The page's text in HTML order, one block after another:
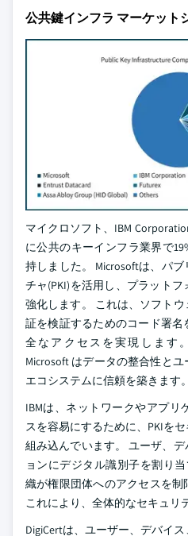
公共鍵インフラ マーケット
マイクロソフト、IBM
に公共のキーインフラ業界で
持しました。 Microsoftは、パ
チャ(PKI)を活用し、プラット
強化します。 これは、ソフト
証を検証するためのコード署
全なアクセスを実現します
Microsoft はデータの整合性と
エコシステムに信頼を築きます。
IBMは、ネットワークやアプリ
スを容易にするために、PKIを
組み込んでいます。 ユーザ、
ョンにデジタル識別子を割り
織が権限団体へのアクセスを制
これにより、全体的なセキュリ
DigiCertは、ユーザー、デバイ